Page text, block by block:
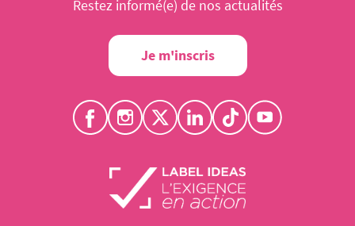
Restez informé(e) de nos actualités
Je m'inscris